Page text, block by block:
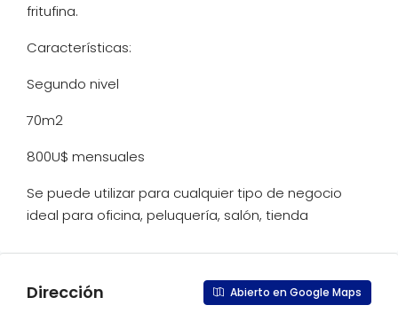
fritufina.
Características:
Segundo nivel
70m2
800U$ mensuales
Se puede utilizar para cualquier tipo de negocio
ideal para oficina, peluquería, salón, tienda
Dirección Abierto en Google Maps